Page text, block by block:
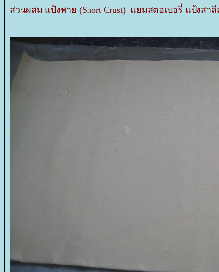
ส่วนผสม แป้งพาย (Short Crust) แยมสตอเบอรี่ แป้งสา